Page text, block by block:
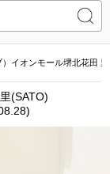
イオンモール堺北花田
(SATO)